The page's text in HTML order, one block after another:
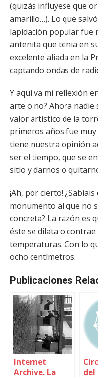
(quizás influyese que
amarillo…). Lo que
lapidación popular fue
antenita que tenía en
excelente aliada en la
captando ondas de
Y aquí va mi reflexión
arte o no? Ahora nadie
valor artístico de la
primeros años fue
tiene nuestra opinión
ser el tiempo, que se
sitio y darnos o
¡Ah, por cierto!
monumento al que no
concreta? La razón es
éste se dilata o
temperaturas. Con lo
ocho centímetros.
Publicaciones
Internet
Archive. La
del